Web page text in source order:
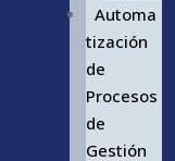
Automa
tización
de
Procesos
de
Gestión